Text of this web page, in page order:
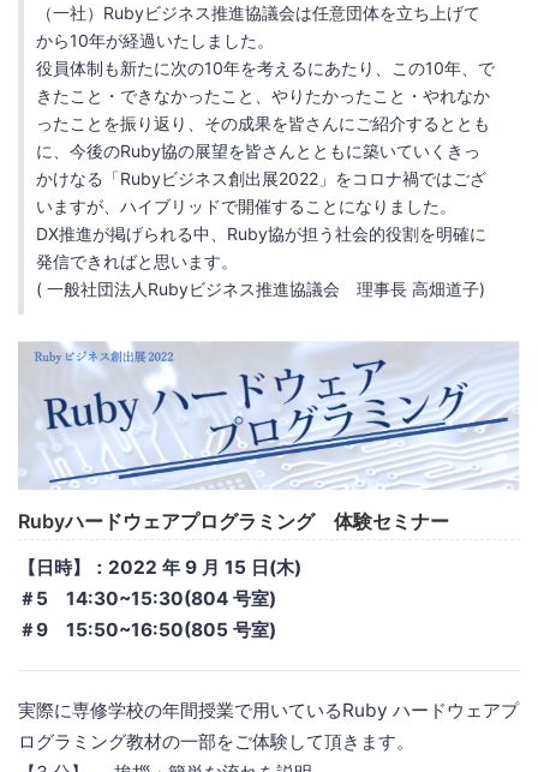
（一社）Rubyビジネス推進協議会は任意団体を立ち上げて
から10年が経過いたしました。
役員体制も新たに次の10年を考えるにあたり、この10年、で
きたこと・できなかったこと、やりたかったこと・やれなか
ったことを振り返り、その成果を皆さんにご紹介するととも
に、今後のRuby協の展望を皆さんとともに築いていくきっ
かけなる「Rubyビジネス創出展2022」をコロナ禍ではござ
いますが、ハイブリッドで開催することになりました。
DX推進が掲げられる中、Ruby協が担う社会的役割を明確に
発信できればと思います。
( 一般社団法人Rubyビジネス推進協議会 理事長 高畑道子)
Rubyハードウェアプログラミング 体験セミナー
【日時】：2022 年 9 月 15 日(木)
＃5 14:30~15:30(804 号室)
＃9 15:50~16:50(805 号室)
実際に専修学校の年間授業で用いているRuby ハードウェアプ
ログラミング教材の一部をご体験して頂きます。